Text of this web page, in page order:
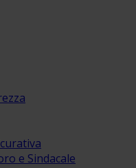
e Sindacale